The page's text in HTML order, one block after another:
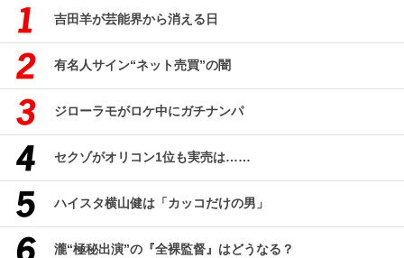
吉田羊が芸能界から消える日
有名人サイン“ネット売買”の闇
ジローラモがロケ中にガチナンパ
セクゾがオリコン1位も実売は……
ハイスタ横山健は「カッコだけの男」
瀧“極秘出演”の『全裸監督』はどうなる？